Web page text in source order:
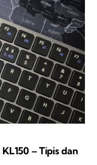
– Tipis dan